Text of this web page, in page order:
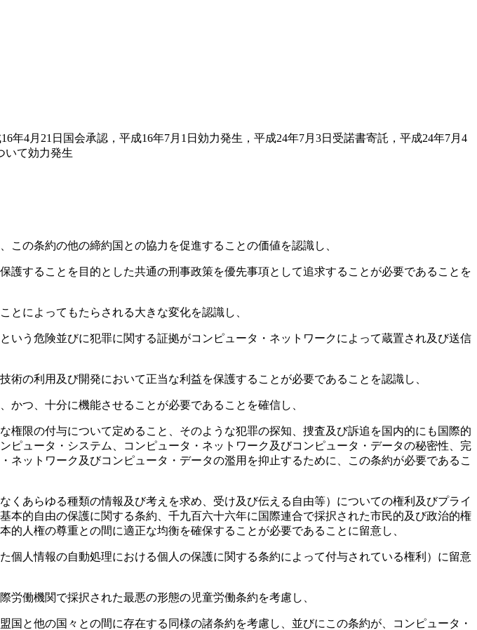
4月21日国会承認，平成16年7月1日効力発生，平成24年7月3日受諾書寄託，平成24年7月4
いて効力発生
の条約の他の締約国との協力を促進することの価値を認識し、
することを目的とした共通の刑事政策を優先事項として追求することが必要であることを
によってもたらされる大きな変化を認識し、
う危険並びに犯罪に関する証拠がコンピュータ・ネットワークによって蔵置され及び送信
の利用及び開発において正当な利益を保護することが必要であることを認識し、
つ、十分に機能させることが必要であることを確信し、
限の付与について定めること、そのような犯罪の探知、捜査及び訴追を国内的にも国際的
ュータ・システム、コンピュータ・ネットワーク及びコンピュータ・データの秘密性、完
ットワーク及びコンピュータ・データの濫用を抑止するために、この条約が必要であるこ
あらゆる種類の情報及び考えを求め、受け及び伝える自由等）についての権利及びプライ
的自由の保護に関する条約、千九百六十六年に国際連合で採択された市民的及び政治的権
人権の尊重との間に適正な均衡を確保することが必要であることに留意し、
人情報の自動処理における個人の保護に関する条約によって付与されている権利）に留意
働機関で採択された最悪の形態の児童労働条約を考慮し、
と他の国々との間に存在する同様の諸条約を考慮し、並びにこの条約が、コンピュータ・